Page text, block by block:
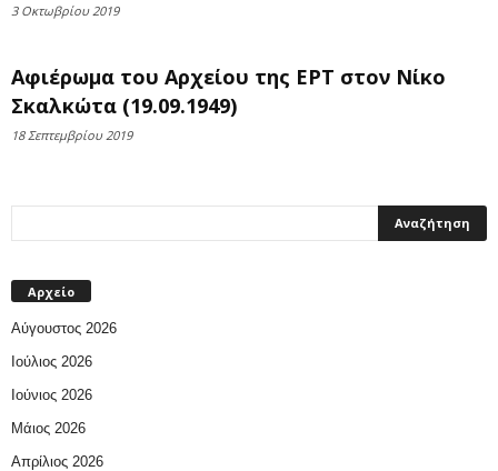
3 Οκτωβρίου 2019
Αφιέρωμα του Αρχείου της ΕΡΤ στον Νίκο
Σκαλκώτα (19.09.1949)
18 Σεπτεμβρίου 2019
Αρχείο
Αύγουστος 2026
Ιούλιος 2026
Ιούνιος 2026
Μάιος 2026
Απρίλιος 2026